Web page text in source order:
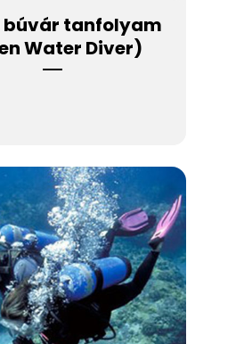
búvár tanfolyam
Water Diver)